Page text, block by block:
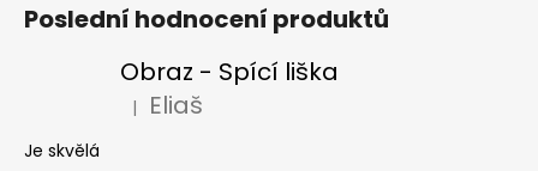
Poslední hodnocení produktů
Obraz - Spící liška
Hodnocení produktu je 5 z 5 hvězdiček.
| Eliaš
Je skvělá